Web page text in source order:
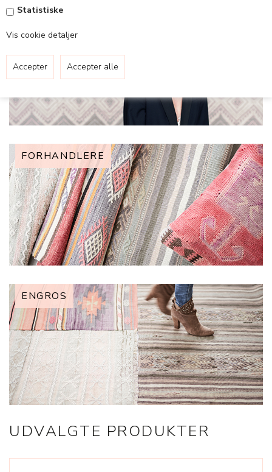
Statistiske
Vis cookie detaljer
INSTAGRAM
FORHANDLERE
ENGROS
UDVALGTE PRODUKTER